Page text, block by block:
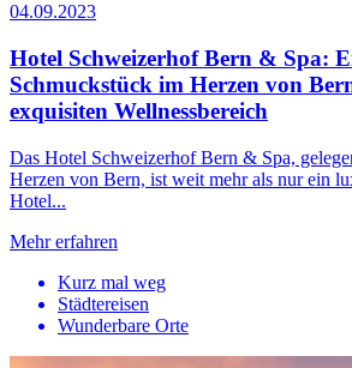
04.09.2023
Hotel Schweizerhof Bern & Spa:
Schmuckstück im Herzen von
exquisiten Wellnessbereich
Das Hotel Schweizerhof Bern & Spa,
Herzen von Bern, ist weit mehr als nur ein
Hotel...
Mehr erfahren
Kurz mal weg
Städtereisen
Wunderbare Orte